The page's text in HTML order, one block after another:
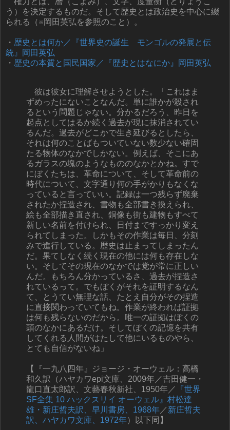
う）を決定するものだ。そして歴史とは政治史を中心に綴
られる（※岡田英弘を参照のこと）。
・ 歴史とは何か／『世界史の誕生 モンゴルの発展と伝
統』岡田英弘
・ 歴史の本質と国民国家／『歴史とはなにか』岡田英弘
彼は彼女に理解させようとした。「これはま
ずめったにないことなんだ。単に誰かが殺され
るという問題じゃない。分かるだろう、昨日を
起点としてはるか続く過去が現に抹消されてい
るんだ。過去がどこかで生き延びるとしたら、
それは何のことばもついていない数少ない確固
たる物体のなかでしかない。例えば、そこにあ
るガラスの塊のようなもののなかとかね。すで
にぼくたちは、革命について、そして革命前の
時代について、文字通り何の手がかりもなくな
っていると言っていい。記録は一つ残らず廃棄
されたか捏造され、書物も全部書き換えられ、
絵も全部描き直され、銅像も街も建物もすべて
新しい名前を付けられ、日付まですっかり変え
られてしまった。しかもその作業は毎日、分刻
みで進行している。歴史は止まってしまったん
だ。果てしなく続く現在の他には何も存在しな
い。そしてその現在のなかでは党が常に正しい
んだ。もちろん分かっているさ、過去が捏造さ
れているって。でもぼくがそれを証明するなん
て、とうてい無理な話、たとえ自分がその捏造
に直接関わっていてもね。作業が終われば証拠
は何も残らないのだから。唯一の証拠はぼくの
頭のなかにあるだけ。そしてぼくの記憶を共有
してくれる人間がはたして他にいるものやら、
とても自信がないね」
【『一九八四年』ジョージ・オーウェル：高橋
和久訳（ハヤカワepi文庫、2009年／吉田健一・
龍口直太郎訳、文藝春秋新社、1950年／
『世界
SF全集 10 ハックスリイ オーウェル』村松達
雄・新庄哲夫訳、早川書房、1968年 ／新庄哲夫
訳、ハヤカワ文庫、1972年）以下同】